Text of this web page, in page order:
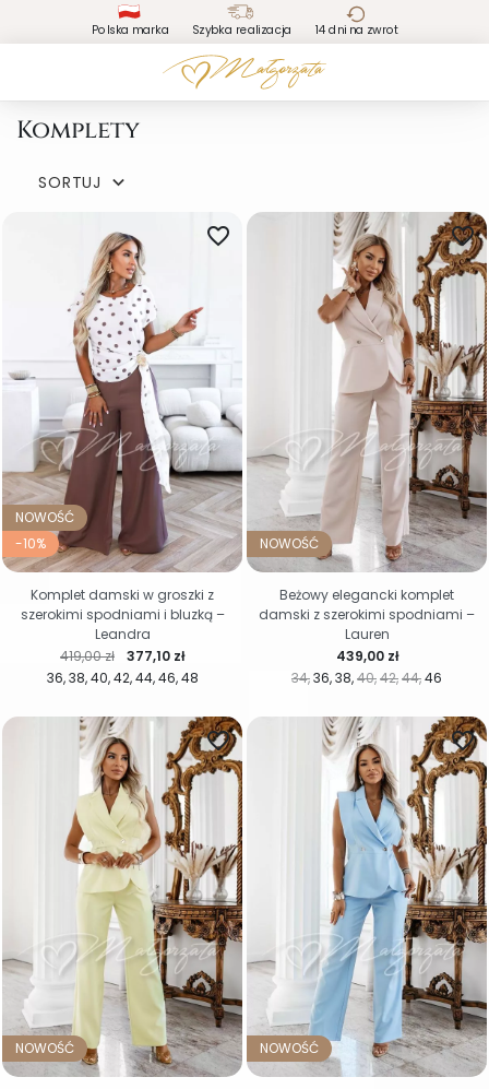
Polska marka Szybka realizacja 14 dni na zwrot
Komplety
SORTUJ 
NOWOŚĆ
-10%
36 38 40 42 44 46 48
favorite_border
Cena regularna
419,00 zł Cena
377,10 zł
Komplet damski w groszki z
szerokimi spodniami i bluzką –
Leandra
NOWOŚĆ
34 36 38 40 42 44 46
favorite_border
Cena
439,00 zł
Beżowy elegancki komplet
damski z szerokimi spodniami –
Lauren
NOWOŚĆ
favorite_border
NOWOŚĆ
favorite_border